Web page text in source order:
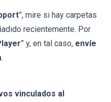
”, mire si hay carpetas
recientemente. Por
” y, en tal caso, envíe
.
vinculados al